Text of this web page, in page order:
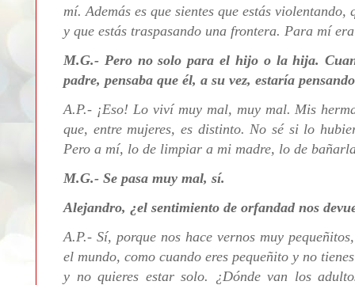
mí. Además es que sientes que estás violentando,
y que estás traspasando una frontera. Para mí
M.G.- Pero no solo para el hijo o la hija.
padre, pensaba que él, a su vez, estaría
A.P.- ¡Eso! Lo viví muy mal, muy mal. Mis
que, entre mujeres, es distinto. No sé si lo
Pero a mí, lo de limpiar a mi madre, lo de
M.G.- Se pasa muy mal, sí.
Alejandro, ¿el sentimiento de orfandad nos
A.P.- Sí, porque nos hace vernos muy
el mundo, como cuando eres pequeñito y no
y no quieres estar solo. ¿Dónde van los